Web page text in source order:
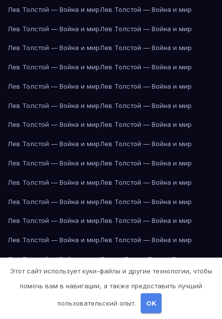
Лев Толстой — Война и мирЛев Толстой — Война и мир
Лев Толстой — Война и мирЛев Толстой — Война и мир
Лев Толстой — Война и мирЛев Толстой — Война и мир
Лев Толстой — Война и мирЛев Толстой — Война и мир
Лев Толстой — Война и мирЛев Толстой — Война и мир
Лев Толстой — Война и мирЛев Толстой — Война и мир
Лев Толстой — Война и мирЛев Толстой — Война и мир
Лев Толстой — Война и мирЛев Толстой — Война и мир
Лев Толстой — Война и мирЛев Толстой — Война и мир
Лев Толстой — Война и мирЛев Толстой — Война и мир
Лев Толстой — Война и мирЛев Толстой — Война и мир
Лев Толстой — Война и мирЛев Толстой — Война и мир
Лев Толстой — Война и мирЛев Толстой — Война и мир
Лев Толстой — Война и мирЛондонЛондонЛондонЛондон
Лос-Анджелес Лос-Анджелес
Лос-АнджелесЛос-Анджелес
Этот сайт использует куки-файлы и другие технологии, чтобы
помочь вам в навигации, а также предоставить лучший
пользовательский опыт. OK